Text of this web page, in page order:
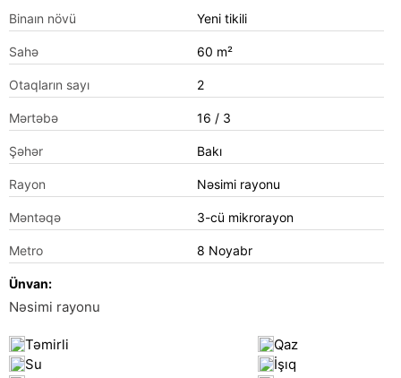
Binaın növü Yeni tikili
Sahə 60 m²
Otaqların sayı 2
Mərtəbə 16 / 3
Şəhər Bakı
Rayon Nəsimi rayonu
Məntəqə 3-cü mikrorayon
Metro 8 Noyabr
Ünvan:
Nəsimi rayonu
Təmirli
Qaz
Su
İşıq